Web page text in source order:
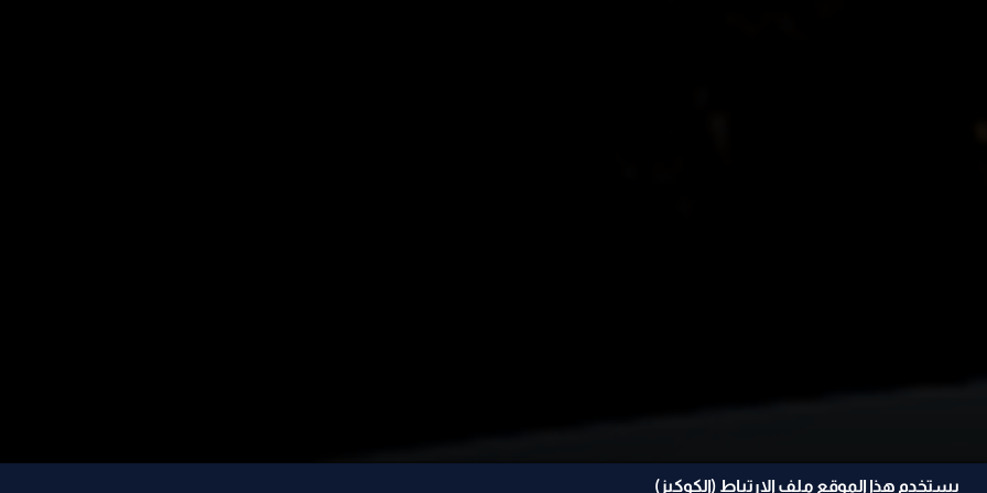
يستخدم هذا الموقع ملف الإرتباط (الكوكيز)